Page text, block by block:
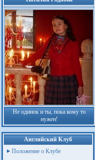
Не одинок и ты, пока кому то
нужен!
Английский Клуб
Положение о Клубе